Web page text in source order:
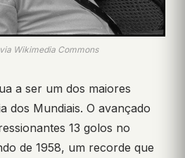
Wikimedia Commons
a ser um dos maiores
dos Mundiais. O avançado
13 golos no
de 1958, um recorde que